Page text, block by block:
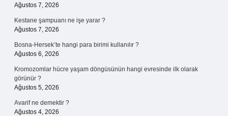
Ağustos 7, 2026
Kestane şampuanı ne işe yarar ?
Ağustos 7, 2026
Bosna-Hersek’te hangi para birimi kullanılır ?
Ağustos 6, 2026
Kromozomlar hücre yaşam döngüsünün hangi evresinde ilk olarak
görünür ?
Ağustos 5, 2026
Avarif ne demektir ?
Ağustos 4, 2026